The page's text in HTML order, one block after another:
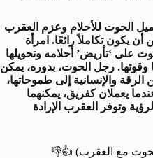
الحوت للأحلام وعزم العقرب
يكون تكاملاً رائعًا. امرأة
على ‘تأريض’ أحلامه وتحويلها
رجل الحوت، بدوره، يمكن
والإنسانية إلى طموحاتها،
يعملان كفريق، يمكنهما
وتوفر العقرب الإرادة
مع العقرب) 👍👎